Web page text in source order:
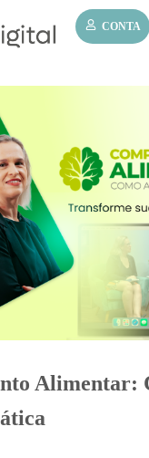
CONTA
Alimentar: